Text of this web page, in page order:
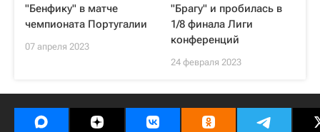
"Бенфику" в матче
чемпионата Португалии
07 апреля 2023
"Брагу" и пробилась в
1/8 финала Лиги
конференций
24 февраля 2023